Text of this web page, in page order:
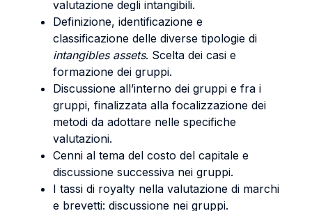
valutazione degli intangibili.
Definizione, identificazione e
classificazione delle diverse tipologie di
intangibles assets. Scelta dei casi e
formazione dei gruppi.
Discussione all’interno dei gruppi e fra i
gruppi, finalizzata alla focalizzazione dei
metodi da adottare nelle specifiche
valutazioni.
Cenni al tema del costo del capitale e
discussione successiva nei gruppi.
I tassi di royalty nella valutazione di marchi
e brevetti: discussione nei gruppi.